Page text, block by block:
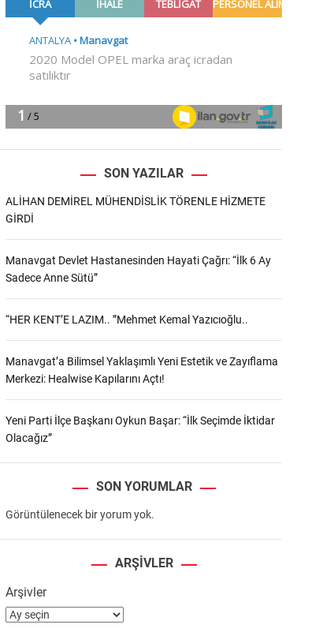
m
SON YAZILAR
ALİHAN DEMİREL MÜHENDİSLİK TÖRENLE HİZMETE
GİRDİ
Manavgat Devlet Hastanesinden Hayati Çağrı: “İlk 6 Ay
Sadece Anne Sütü”
“HER KENT’E LAZIM.. ”Mehmet Kemal Yazıcıoğlu..
Manavgat’a Bilimsel Yaklaşımlı Yeni Estetik ve Zayıflama
Merkezi: Healwise Kapılarını Açtı!
Yeni Parti İlçe Başkanı Oykun Başar: “İlk Seçimde İktidar
Olacağız”
SON YORUMLAR
Görüntülenecek bir yorum yok.
ARŞIVLER
Arşivler